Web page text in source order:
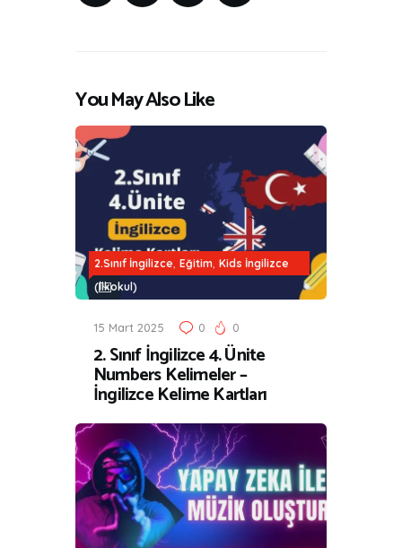
You May Also Like
2.Sınıf İngilizce, Eğitim, Kids İngilizce
(İlkokul)
15 Mart 2025 0 0
2. Sınıf İngilizce 4. Ünite
Numbers Kelimeler –
İngilizce Kelime Kartları